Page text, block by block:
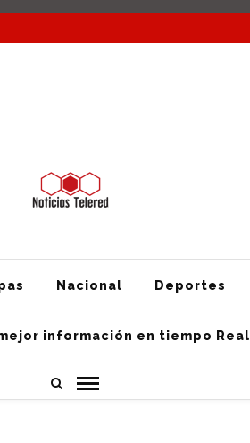
Nacional Deportes
información en tiempo Real